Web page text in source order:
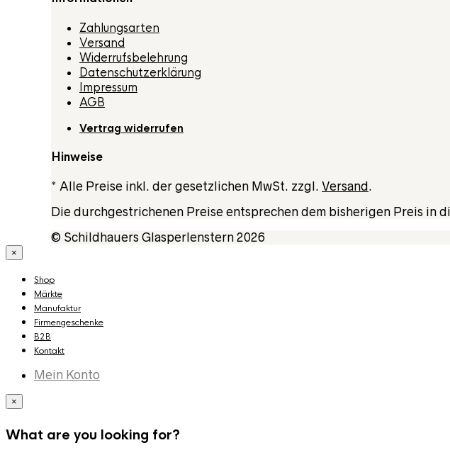
Zahlungsarten
Versand
Widerrufsbelehrung
Datenschutzerklärung
Impressum
AGB
Vertrag widerrufen
Hinweise
* Alle Preise inkl. der gesetzlichen MwSt. zzgl. Versand .
Die durchgestrichenen Preise entsprechen dem bisherigen Preis in
© Schildhauers Glasperlenstern 2026
×
Shop
Märkte
Manufaktur
Firmengeschenke
B2B
Kontakt
Mein Konto
×
What are you looking for?